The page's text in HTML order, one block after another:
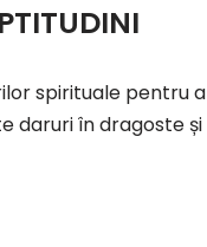
spirituale pentru
daruri în dragoste